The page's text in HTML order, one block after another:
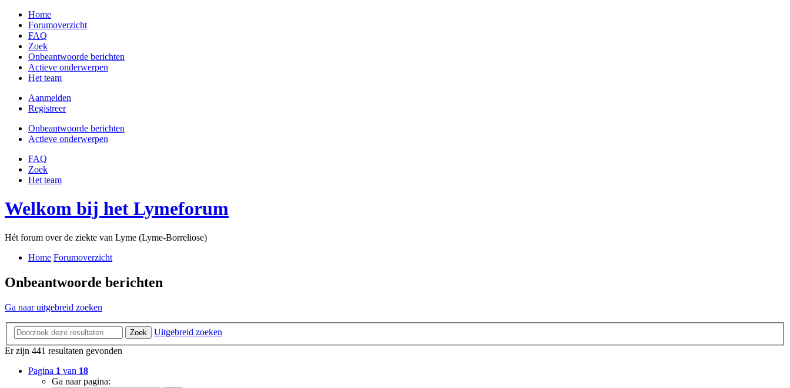
Home
Forumoverzicht
FAQ
Zoek
Onbeantwoorde berichten
Actieve onderwerpen
Het team
Aanmelden
Registreer
Onbeantwoorde berichten
Actieve onderwerpen
FAQ
Zoek
Het team
Welkom bij het Lymeforum
Hét forum over de ziekte van Lyme (Lyme-Borreliose)
Home Forumoverzicht
Onbeantwoorde berichten
Ga naar uitgebreid zoeken
Zoek
Uitgebreid zoeken
Er zijn 441 resultaten gevonden
Pagina 1 van 18
Ga naar pagina: